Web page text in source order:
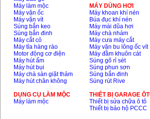
Máy hàn bấm Hồng
ký HB4KB (4KVA)
Giá:
Dây cáp hàn Samwon
Korea
Giá :105000VND
Jasic ZX7 200E
Giá: 2800000
Máy làm mộc
Máy vặn ốc
Máy vặn vít
Súng bắn keo
Súng bắn đinh
Máy cắt cỏ
Máy tỉa hàng rào
Motor động cơ điện
Máy hút ẩm
Máy hút bụi
Máy chà sàn giặt thảm
Máy hút chân không
DỤNG CỤ LÀM MỘC
Máy làm mộc
MÁY DÙNG HƠI
Máy khoan khí nén
Búa đục khí nén
Máy mài dũa hơi
Máy chà nhám
Máy cưa máy cắt
Máy vặn bu lông ốc vít
Máy đầm khuôn cát
Súng gõ rỉ sét
Súng phun sơn
Súng bắn đinh
Súng rút Rive
THIÊT BỊ GARAGE
Thiết bị sửa chữa ô tô
Thiết bị bảo hộ PCCC